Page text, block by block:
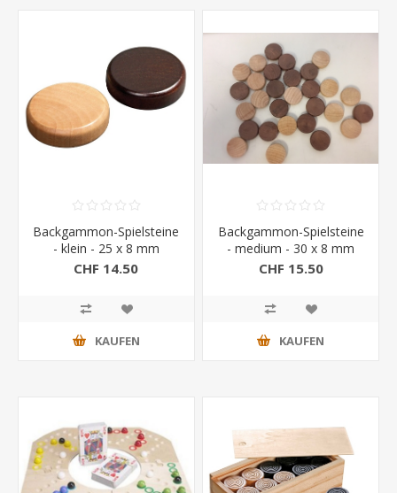
Backgammon-Spielsteine
- klein - 25 x 8 mm
CHF 14.50
KAUFEN
Backgammon-Spielsteine
- medium - 30 x 8 mm
CHF 15.50
KAUFEN